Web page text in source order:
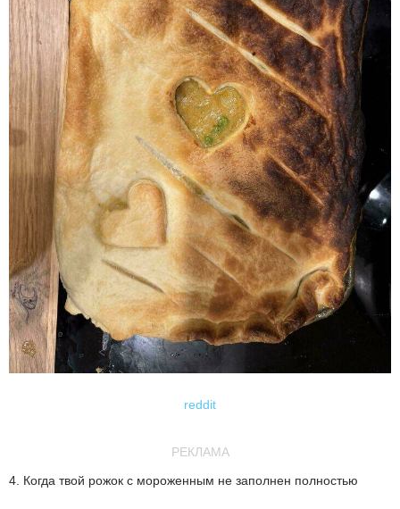
reddit
РЕКЛАМА
4. Когда твой рожок с мороженным не заполнен полностью